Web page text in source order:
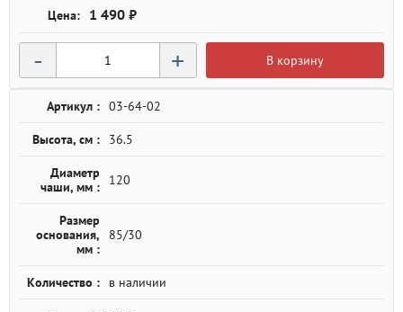
1 490 ₽
- + В корзину
Артикул : 03-64-02
Высота, см : 36.5
Диаметр
чаши, мм :
120
Размер
основания,
мм :
85/30
Количество : в наличии